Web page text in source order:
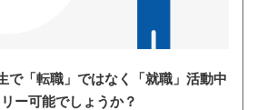
で「転職」ではなく「就職」活動中
ー可能でしょうか？